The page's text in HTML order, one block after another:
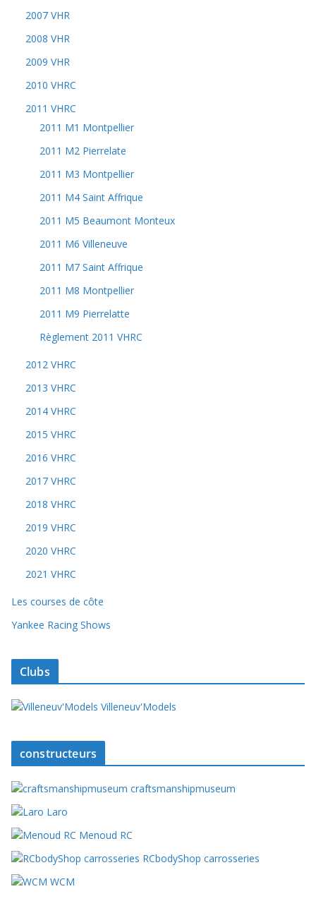
2007 VHR
2008 VHR
2009 VHR
2010 VHRC
2011 VHRC
2011 M1 Montpellier
2011 M2 Pierrelate
2011 M3 Montpellier
2011 M4 Saint Affrique
2011 M5 Beaumont Monteux
2011 M6 Villeneuve
2011 M7 Saint Affrique
2011 M8 Montpellier
2011 M9 Pierrelatte
Règlement 2011 VHRC
2012 VHRC
2013 VHRC
2014 VHRC
2015 VHRC
2016 VHRC
2017 VHRC
2018 VHRC
2019 VHRC
2020 VHRC
2021 VHRC
Les courses de côte
Yankee Racing Shows
Clubs
Villeneuv'Models
constructeurs
craftsmanshipmuseum
Laro
Menoud RC
RCbodyShop carrosseries
WCM